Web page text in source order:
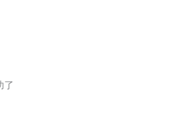
了